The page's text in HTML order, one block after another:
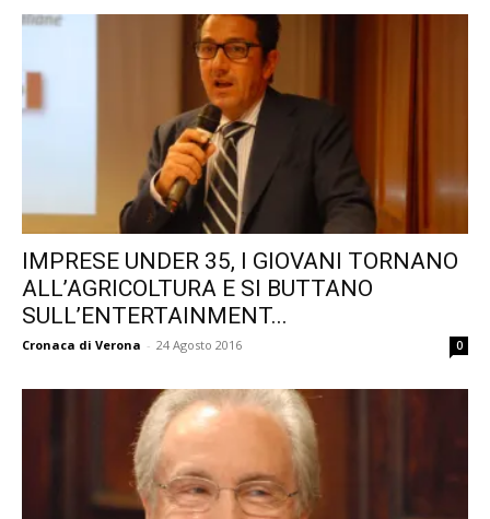
IMPRESE UNDER 35, I GIOVANI TORNANO
ALL’AGRICOLTURA E SI BUTTANO
SULL’ENTERTAINMENT...
Cronaca di Verona - 24 Agosto 2016 0